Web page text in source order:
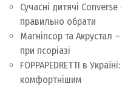
Сучасні дитячі
правильно обрати
Магніпсор та Акрустал
при псоріазі
FOPPAPEDRETTI в
комфортнішим